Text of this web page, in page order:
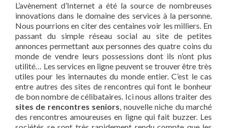
L’avènement d’Internet a été la source de nombreuses
innovations dans le domaine des services à la personne.
Nous pourrions en citer des centaines voir les milliers. En
passant du simple réseau social au site de petites
annonces permettant aux personnes des quatre coins du
monde de vendre leurs possessions dont ils n’ont plus
utilité… Les services en ligne peuvent se trouver être très
utiles pour les internautes du monde entier. C’est le cas
entre autres des sites de rencontres qui font le bonheur
de bon nombre de célibataires. Ici nous allons traiter des
sites de rencontres seniors, nouvelle niche du marché
des rencontres amoureuses en ligne qui fait buzzer. Les